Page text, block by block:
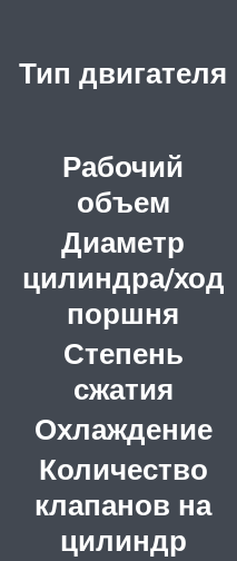
Тип двигателя
Рабочий
объем
Диаметр
цилиндра/ход
поршня
Степень
сжатия
Охлаждение
Количество
клапанов на
цилиндр